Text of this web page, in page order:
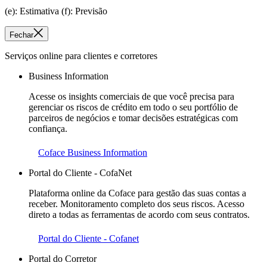
(e): Estimativa (f): Previsão
Fechar
Serviços online para clientes e corretores
Business Information
Acesse os insights comerciais de que você precisa para
gerenciar os riscos de crédito em todo o seu portfólio de
parceiros de negócios e tomar decisões estratégicas com
confiança.
Coface Business Information
Portal do Cliente - CofaNet
Plataforma online da Coface para gestão das suas contas a
receber. Monitoramento completo dos seus riscos. Acesso
direto a todas as ferramentas de acordo com seus contratos.
Portal do Cliente - Cofanet
Portal do Corretor